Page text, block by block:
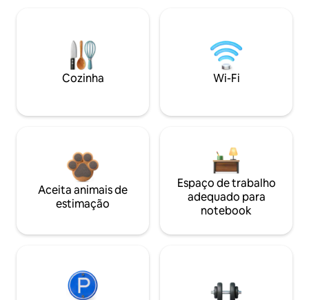
Cozinha Wi-Fi
Aceita animais de
estimação
Espaço de trabalho
adequado para
notebook